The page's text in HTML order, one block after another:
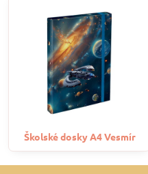
Školské dosky A4 Vesmír